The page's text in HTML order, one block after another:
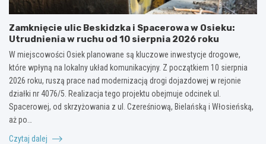
Zamknięcie ulic Beskidzka i Spacerowa w Osieku:
Utrudnienia w ruchu od 10 sierpnia 2026 roku
W miejscowości Osiek planowane są kluczowe inwestycje drogowe,
które wpłyną na lokalny układ komunikacyjny. Z początkiem 10 sierpnia
2026 roku, ruszą prace nad modernizacją drogi dojazdowej w rejonie
działki nr 4076/5. Realizacja tego projektu obejmuje odcinek ul.
Spacerowej, od skrzyżowania z ul. Czereśniową, Bielańską i Włosieńską,
aż po…
Czytaj dalej